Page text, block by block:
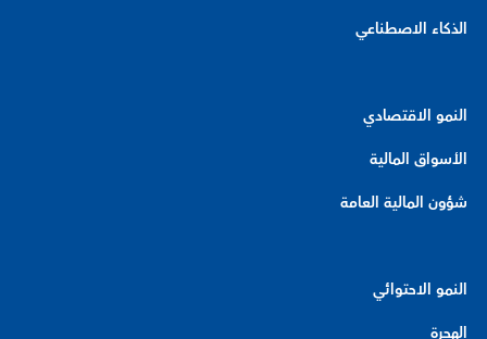
الذكاء الاصطناعي
النمو الاقتصادي
الأسواق المالية
شؤون المالية العامة
النمو الاحتوائي
الهجرة